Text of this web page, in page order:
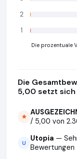
2
1
Die prozentuale
Die
5,00 setzt sich
★ / 5,00 von
U Utopia —
Bewertungen